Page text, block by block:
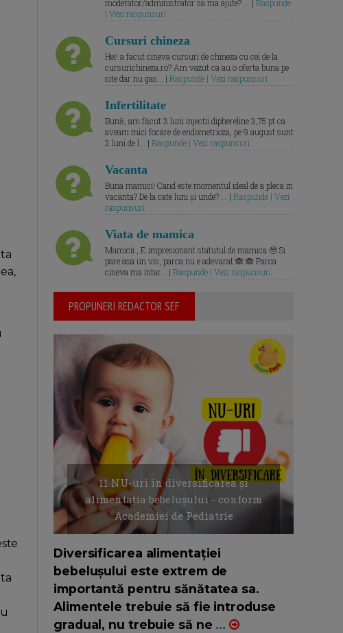
moderator/administrator sa ma ajute? ... | Raspunde
| Vezi raspunsuri
Cursuri chineza
Hei! a facut cineva cursuri de chineza cu cei de la
cursurichineza.ro? Am vazut ca au o oferta buna pe
site dar nu gas... | Raspunde | Vezi raspunsuri
Infertilitate
Bună, am făcut 3 luni injectii diphereline 3,75 pt ca
aveam mici focare de endometrioza, pe 9 august sunt
2 luni de l... | Raspunde | Vezi raspunsuri
Vacanta
Buna mamici! Cand este momentul ideal de a pleca in
vacanta? De la cate luni și unde? ... | Raspunde | Vezi
raspunsuri
Viata de mamica
Mamicii , E impresionant statutul de mamica 🥹 Si
pare asa un vis, parca nu e adevarat 🙈 🙈 Parca
cineva ma intar... | Raspunde | Vezi raspunsuri
PROPUNERI REDACTOR SEF
11 NU-uri in diversificarea și
alimentația bebelușului - conform
Academiei de Pediatrie
Diversificarea alimentației
bebelușului este extrem de
importantă pentru sănătatea sa.
Alimentele trebuie să fie introduse
gradual, nu trebuie să ne ...